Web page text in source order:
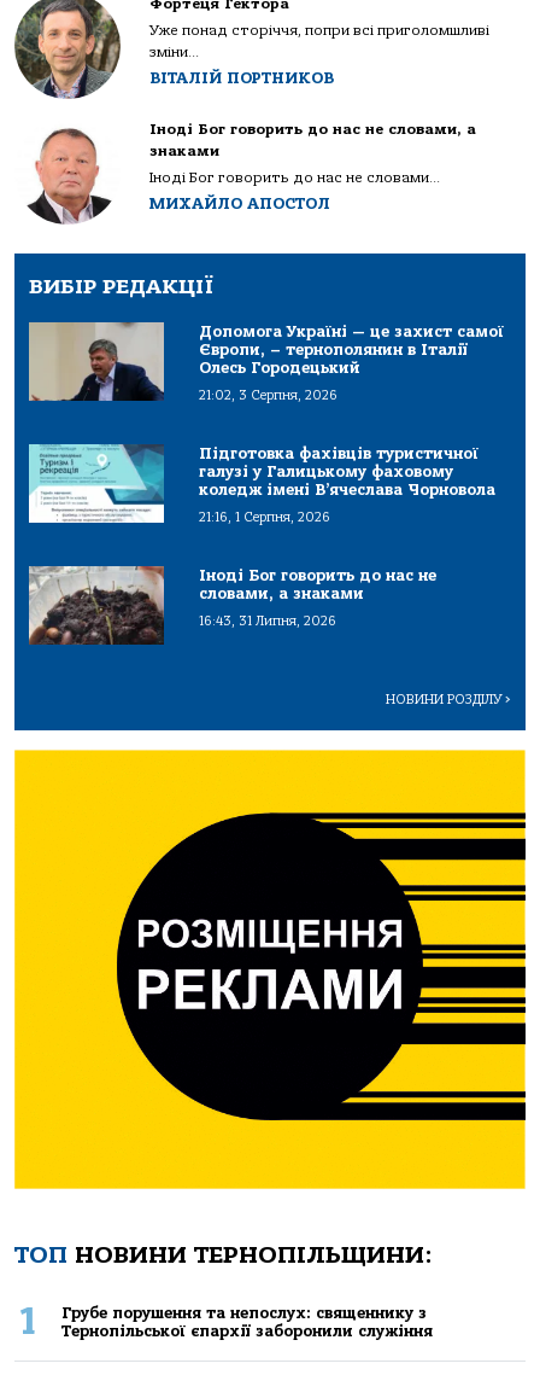
Фортеця Гектора
Уже понад сторіччя, попри всі приголомшливі
зміни...
ВІТАЛІЙ ПОРТНИКОВ
Іноді Бог говорить до нас не словами, а
знаками
Іноді Бог говорить до нас не словами...
МИХАЙЛО АПОСТОЛ
ВИБІР РЕДАКЦІЇ
Допомога Україні — це захист самої
Європи, – тернополянин в Італії
Олесь Городецький
21:02, 3 Серпня, 2026
Підготовка фахівців туристичної
галузі у Галицькому фаховому
коледж імені В’ячеслава Чорновола
21:16, 1 Серпня, 2026
Іноді Бог говорить до нас не
словами, а знаками
16:43, 31 Липня, 2026
НОВИНИ РОЗДІЛУ>
ТОП НОВИНИ ТЕРНОПІЛЬЩИНИ:
1
Грубе порушення та непослух: священнику з
Тернопільської єпархії заборонили служіння